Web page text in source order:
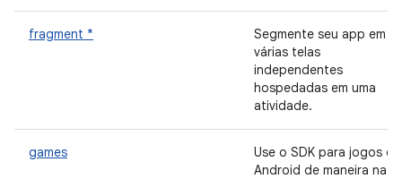
fragment *
Segmente seu app em
várias telas
independentes
hospedadas em uma
atividade.
games
Use o SDK para jogos do
Android de maneira